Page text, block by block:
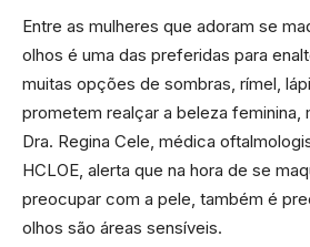
Entre as mulheres que adoram se
olhos é uma das preferidas para
muitas opções de sombras, rímel,
prometem realçar a beleza feminina,
Dra. Regina Cele, médica
HCLOE, alerta que na hora de se
preocupar com a pele, também é
olhos são áreas sensíveis.